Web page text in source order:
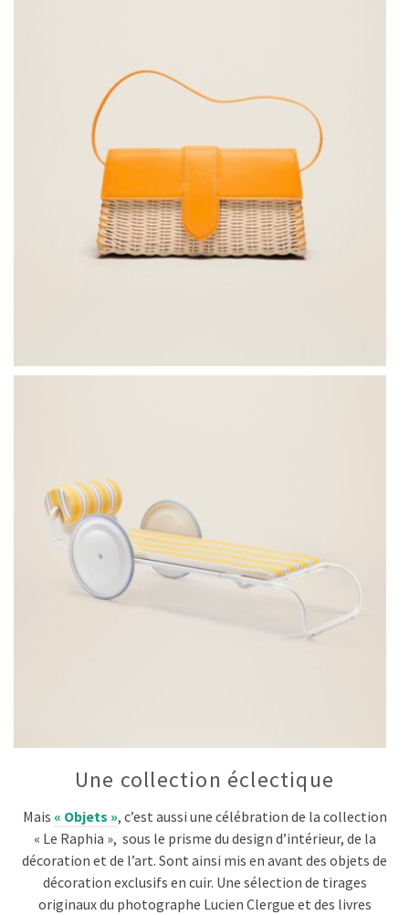
Une collection éclectique
Mais « Objets », c’est aussi une célébration de la collection
« Le Raphia », sous le prisme du design d’intérieur, de la
décoration et de l’art. Sont ainsi mis en avant des objets de
décoration exclusifs en cuir. Une sélection de tirages
originaux du photographe Lucien Clergue et des livres